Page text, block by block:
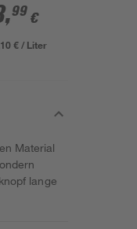
,99 €
€ / Liter
Material
lange